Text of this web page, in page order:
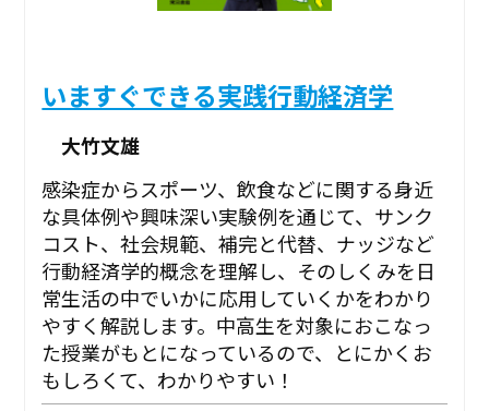
いますぐできる実践行動経済学
大竹文雄
感染症からスポーツ、飲食などに関する身近
な具体例や興味深い実験例を通じて、サンク
コスト、社会規範、補完と代替、ナッジなど
行動経済学的概念を理解し、そのしくみを日
常生活の中でいかに応用していくかをわかり
やすく解説します。中高生を対象におこなっ
た授業がもとになっているので、とにかくお
もしろくて、わかりやすい！